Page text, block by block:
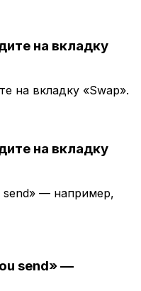
на вкладку
на вкладку
send» —